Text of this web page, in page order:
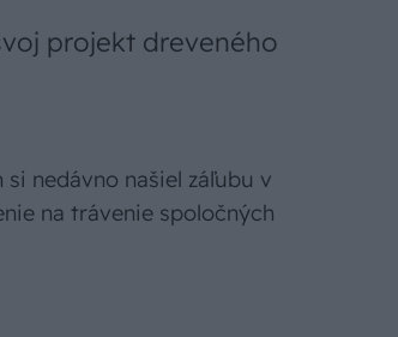
projekt dreveného
si nedávno našiel záľubu v
na trávenie spoločných